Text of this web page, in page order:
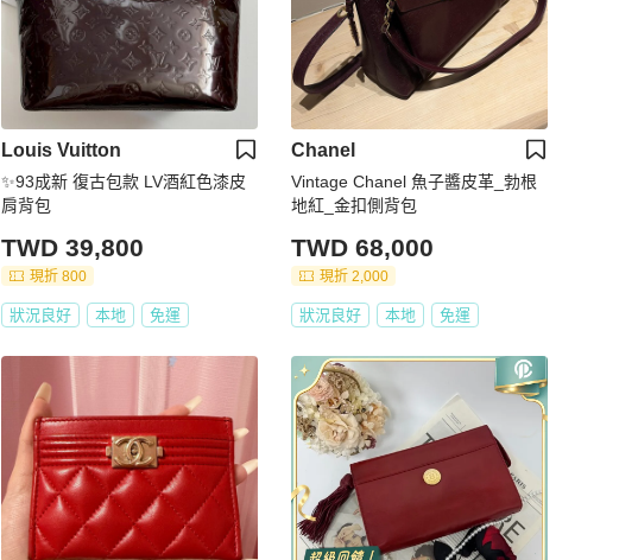
Louis Vuitton
✨93成新 復古包款 LV酒紅色漆皮
肩背包
TWD 39,800
現折 800
狀況良好 本地 免運
Chanel
Vintage Chanel 魚子醬皮革_勃根
地紅_金扣側背包
TWD 68,000
現折 2,000
狀況良好 本地 免運